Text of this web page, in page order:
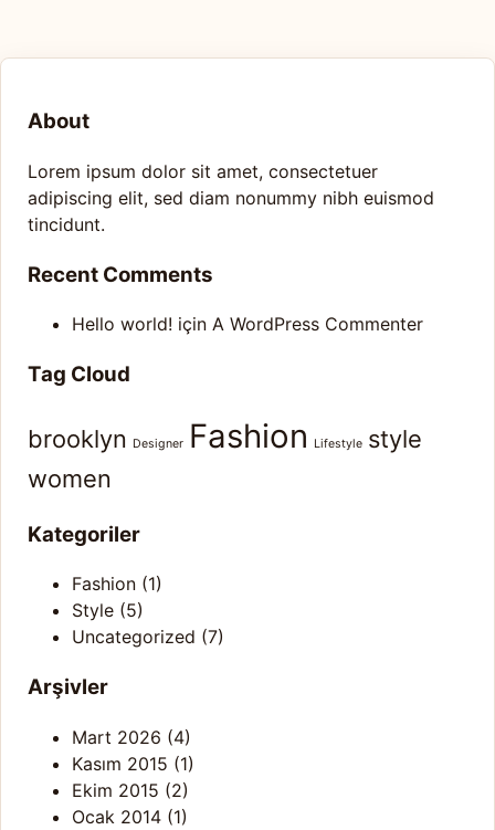
About
Lorem ipsum dolor sit amet, consectetuer
adipiscing elit, sed diam nonummy nibh euismod
tincidunt.
Recent Comments
Hello world! için A WordPress Commenter
Tag Cloud
brooklyn Designer Fashion Lifestyle style
women
Kategoriler
Fashion (1)
Style (5)
Uncategorized (7)
Arşivler
Mart 2026 (4)
Kasım 2015 (1)
Ekim 2015 (2)
Ocak 2014 (1)